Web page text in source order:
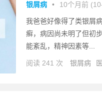
银屑病 • 10个月前
我爸爸好像得了类银屑
癣，病因尚未明了但初
能紊乱，精神因素等...
阅读 241 次 银屑病